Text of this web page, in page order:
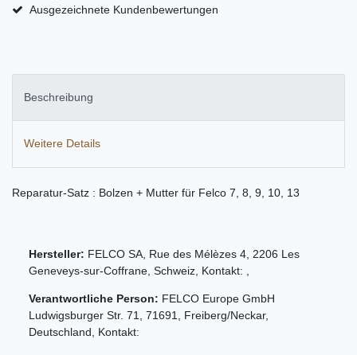
Ausgezeichnete Kundenbewertungen
Beschreibung
Weitere Details
Reparatur-Satz : Bolzen + Mutter für Felco 7, 8, 9, 10, 13
Hersteller: FELCO SA Rue des Mélèzes 4 2206 Les
Geneveys-sur-Coffrane Schweiz , Kontakt:
Verantwortliche Person: FELCO Europe GmbH
Ludwigsburger Str. 71 71691 Freiberg/Neckar,
Deutschland , Kontakt: